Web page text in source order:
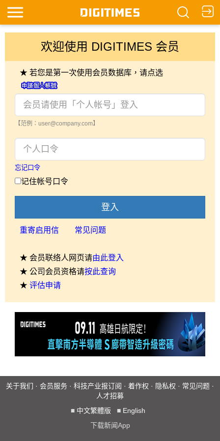
欢迎使用 DIGITIMES 会员
★ 若您是第一次使用会员数据库，请点选
【范例：user@company.com】
忘记口令
记住帐号口令
登入
重寄启用信 常见问题
★ 会员联络人网页请由此登入
★ 公司会员资格请按此查询
★ 评估申请
关于我们 · 会员服务 · 科技产业报订阅 · 着作权 · 隐私权 · 常见问题 ·
人才招募
■ 中文繁體版 ■ English
下载新闻App